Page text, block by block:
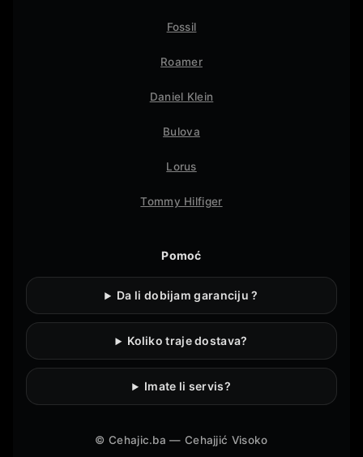
Fossil
Roamer
Daniel Klein
Bulova
Lorus
Tommy Hilfiger
Pomoć
Da li dobijam garanciju ?
Koliko traje dostava?
Imate li servis?
©Cehajic.ba — Cehajjić Visoko